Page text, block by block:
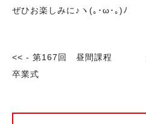
ぜひお楽しみに♪ヽ(｡･ω･｡)ﾉ
<< - 第167回 昼間課程
卒業式